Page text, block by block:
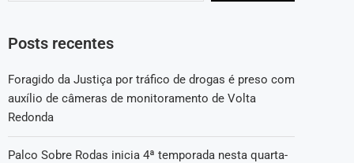
Posts recentes
Foragido da Justiça por tráfico de drogas é preso com
auxílio de câmeras de monitoramento de Volta
Redonda
Palco Sobre Rodas inicia 4ª temporada nesta quarta-